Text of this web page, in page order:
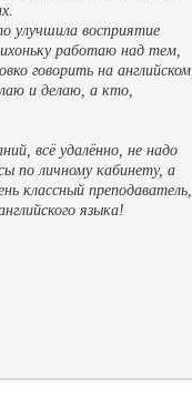
улучшила восприятие
работаю над тем,
говорить на английском,
и делаю, а кто,
всё удалённо, не надо
по личному кабинету, а
классный преподаватель,
языка!